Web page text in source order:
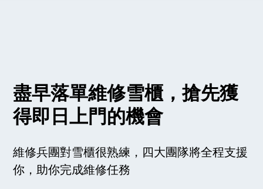
盡早落單維修雪櫃，搶先獲
得即日上門的機會
維修兵團對雪櫃很熟練，四大團隊將全程支援
你，助你完成維修任務